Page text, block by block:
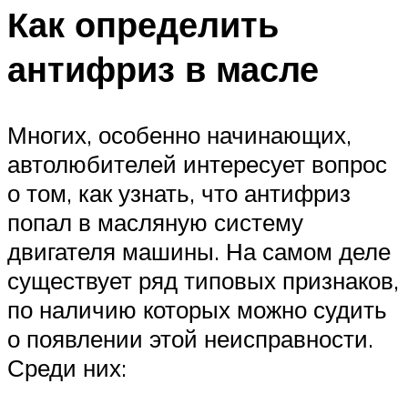
Как определить
антифриз в масле
Многих, особенно начинающих,
автолюбителей интересует вопрос
о том, как узнать, что антифриз
попал в масляную систему
двигателя машины. На самом деле
существует ряд типовых признаков,
по наличию которых можно судить
о появлении этой неисправности.
Среди них: